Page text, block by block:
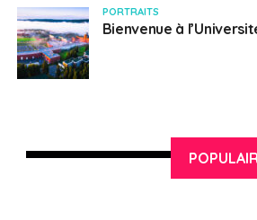
Reste à l’affût!
Pour ne rien manquer sur les
recrutement d’étudiants à
Facebook,LinkedInet Instagram .
PORTRAITS
Bienvenue à